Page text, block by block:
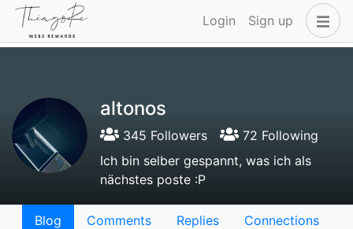
Login Sign up
altonos
345 Followers
72 Following
Ich bin selber gespannt, was ich als
nächstes poste :P
Blog Comments Replies
Connections